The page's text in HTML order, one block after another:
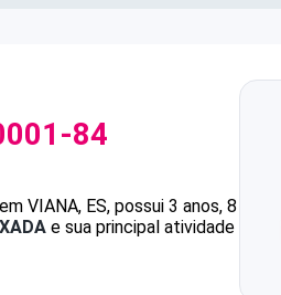
84
VIANA, ES, possui 3 anos, 8
e sua principal atividade